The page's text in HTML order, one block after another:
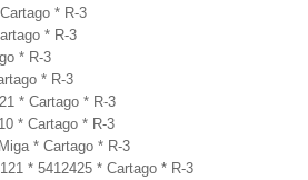
* R-3
* R-3
* R-3
* R-3
* Cartago * R-3
* Cartago * R-3
* Cartago * R-3
* 5412425 * Cartago * R-3